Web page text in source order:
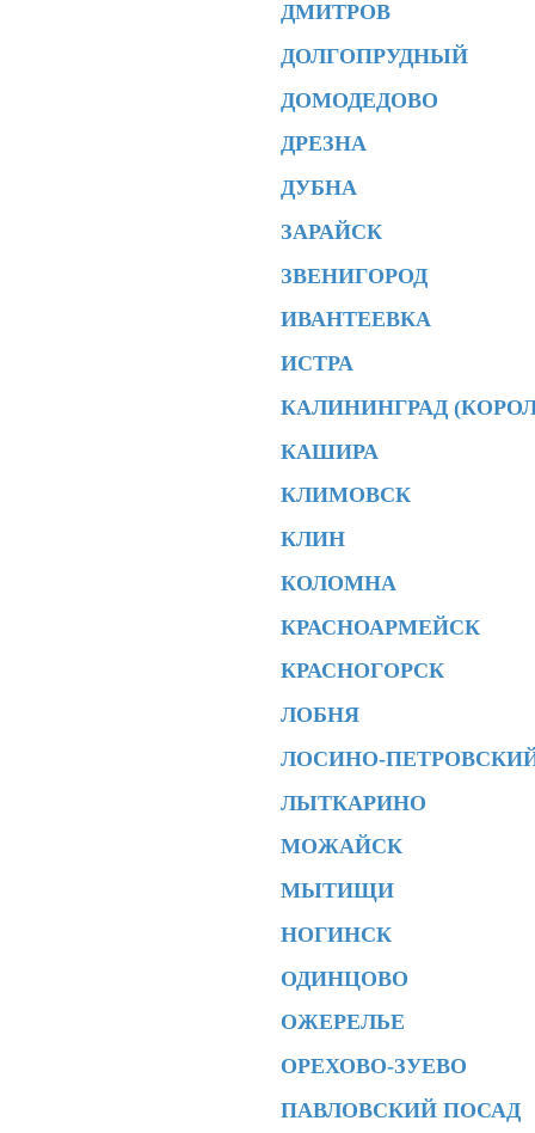
ДМИТРОВ
ДОЛГОПРУДНЫЙ
ДОМОДЕДОВО
ДРЕЗНА
ДУБНА
ЗАРАЙСК
ЗВЕНИГОРОД
ИВАНТЕЕВКА
ИСТРА
КАЛИНИНГРАД
КАШИРА
КЛИМОВСК
КЛИН
КОЛОМНА
КРАСНОАРМЕЙСК
КРАСНОГОРСК
ЛОБНЯ
ЛОСИНО-
ЛЫТКАРИНО
МОЖАЙСК
МЫТИЩИ
НОГИНСК
ОДИНЦОВО
ОЖЕРЕЛЬЕ
ОРЕХОВО-ЗУЕВО
ПАВЛОВСКИЙ ПОСАД